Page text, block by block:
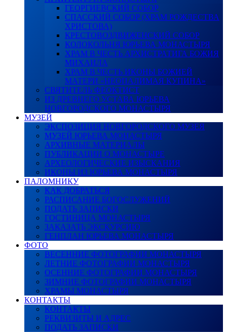
ГЕОРГИЕВСКИЙ СОБОР
СПАССКИЙ СОБОР (ХРАМ РОЖДЕСТВА
ХРИСТОВА)
КРЕСТОВОЗДВИЖЕНСКИЙ СОБОР
КОЛОКОЛЬНЯ ЮРЬЕВА МОНАСТЫРЯ
ХРАМ В ЧЕСТЬ АРХИСТРАТИГА БОЖИЯ
МИХАИЛА
ХРАМ В ЧЕСТЬ ИКОНЫ БОЖИЕЙ
МАТЕРИ «НЕОПАЛИМАЯ КУПИНА»
СВЯТИТЕЛЬ ФЕОКТИСТ
ИЗ ДРЕВНЕГО УСТАВА ЮРЬЕВА
НОВГОРОДСКОГО МОНАСТЫРЯ
МУЗЕЙ
ЭКСПОЗИЦИЯ НОВГОРОДСКОГО МУЗЕЯ
МУЗЕЙ ЮРЬЕВА МОНАСТЫРЯ
АРХИВНЫЕ МАТЕРИАЛЫ
ПУБЛИКАЦИИ О МОНАСТЫРЕ
АРХЕОЛОГИЧЕСКИЕ ИЗЫСКАНИЯ
ИКОНЫ ИЗ ЮРЬЕВА МОНАСТЫРЯ
ПАЛОМНИКУ
КАК ДОБРАТЬСЯ
РАСПИСАНИЕ БОГОСЛУЖЕНИЙ
ПОДАТЬ ЗАПИСКИ
ГОСТИНИЦА МОНАСТЫРЯ
ЗАКАЗАТЬ ЭКСКУРСИЮ
ГЕНПЛАН ЮРЬЕВА МОНАСТЫРЯ
ФОТО
ВЕСЕННИЕ ФОТОГРАФИИ МОНАСТЫРЯ
ЛЕТНИЕ ФОТОГРАФИИ МОНАСТЫРЯ
ОСЕННИЕ ФОТОГРАФИИ МОНАСТЫРЯ
ЗИМНИЕ ФОТОГРАФИИ МОНАСТЫРЯ
ХРАМЫ МОНАСТЫРЯ
КОНТАКТЫ
КОНТАКТЫ
РЕКВИЗИТЫ И АДРЕС
ПОДАТЬ ЗАПИСКИ